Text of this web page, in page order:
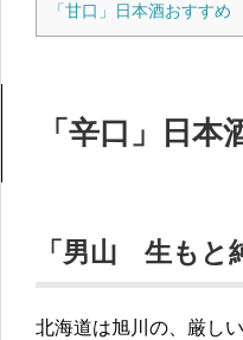
「甘口」日本酒おすすめ
「辛口」日本
「男山 生もと
北海道は旭川の、厳し